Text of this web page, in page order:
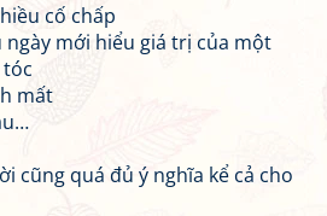
cố chấp
mới hiểu giá trị của một
mất
cũng quá đủ ý nghĩa kể cả cho